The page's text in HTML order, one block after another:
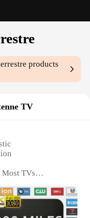
products
TV
TVs
Built-in Amplifier